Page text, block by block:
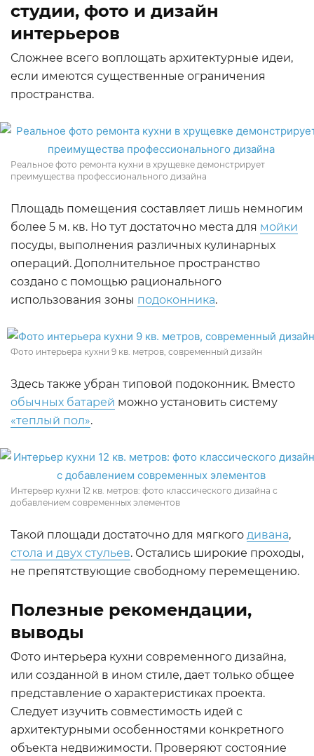
студии, фото и дизайн
интерьеров
Сложнее всего воплощать архитектурные идеи,
если имеются существенные ограничения
пространства.
Реальное фото ремонта кухни в хрущевке демонстрирует
преимущества профессионального дизайна
Площадь помещения составляет лишь немногим
более 5 м. кв. Но тут достаточно места для мойки
посуды, выполнения различных кулинарных
операций. Дополнительное пространство
создано с помощью рационального
использования зоны подоконника.
Фото интерьера кухни 9 кв. метров, современный дизайн
Здесь также убран типовой подоконник. Вместо
обычных батарей можно установить систему
«теплый пол».
Интерьер кухни 12 кв. метров: фото классического дизайна с
добавлением современных элементов
Такой площади достаточно для мягкого дивана,
стола и двух стульев. Остались широкие проходы,
не препятствующие свободному перемещению.
Полезные рекомендации,
выводы
Фото интерьера кухни современного дизайна,
или созданной в ином стиле, дает только общее
представление о характеристиках проекта.
Следует изучить совместимость идей с
архитектурными особенностями конкретного
объекта недвижимости. Проверяют состояние